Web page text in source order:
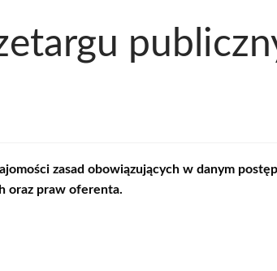
zasad obowiązujących w danym
oraz praw oferenta.